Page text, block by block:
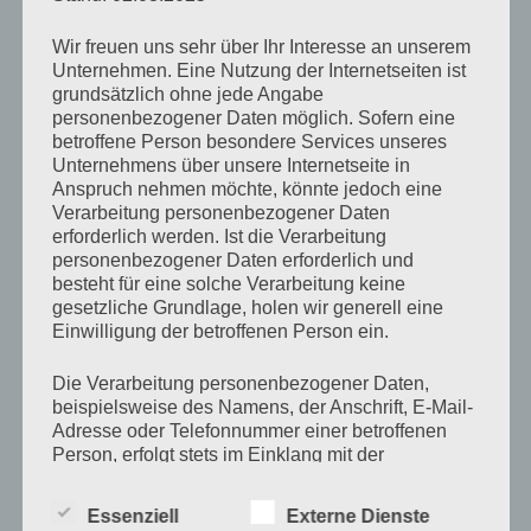
Sonnengeküsst
vonAntje Münch-Lieblang Februar 4, 2024
Kommentare
Es ist schwer,
nicht eifersüchtig
auf die Sonne zu sein,
welche Dich so
unbefangen küsst,
ins Gesicht zaubert
und somit mühelos
meinen Himmel
auf Erden zu
Wir freuen uns sehr über Ihr Interesse an unserem
Unternehmen. Eine Nutzung der Internetseiten ist
grundsätzlich ohne jede Angabe
personenbezogener Daten möglich. Sofern eine
betroffene Person besondere Services unseres
Unternehmens über unsere Internetseite in
Anspruch nehmen möchte, könnte jedoch eine
Verarbeitung personenbezogener Daten
erforderlich werden. Ist die Verarbeitung
personenbezogener Daten erforderlich und
besteht für eine solche Verarbeitung keine
gesetzliche Grundlage, holen wir generell eine
Einwilligung der betroffenen Person ein.
Die Verarbeitung personenbezogener Daten,
beispielsweise des Namens, der Anschrift, E-Mail-
Adresse oder Telefonnummer einer betroffenen
Person, erfolgt stets im Einklang mit der
landesspezifischen Datenschutzbestimmungen.
Essenziell Externe Dienste